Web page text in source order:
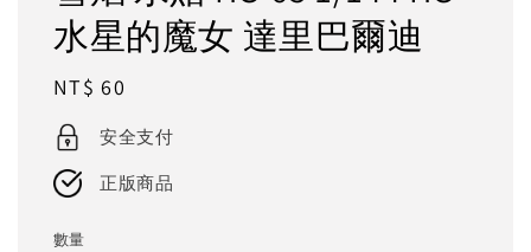
水星的魔女 達里巴爾迪
Regular
price
NT$ 60
安全支付
正版商品
數量